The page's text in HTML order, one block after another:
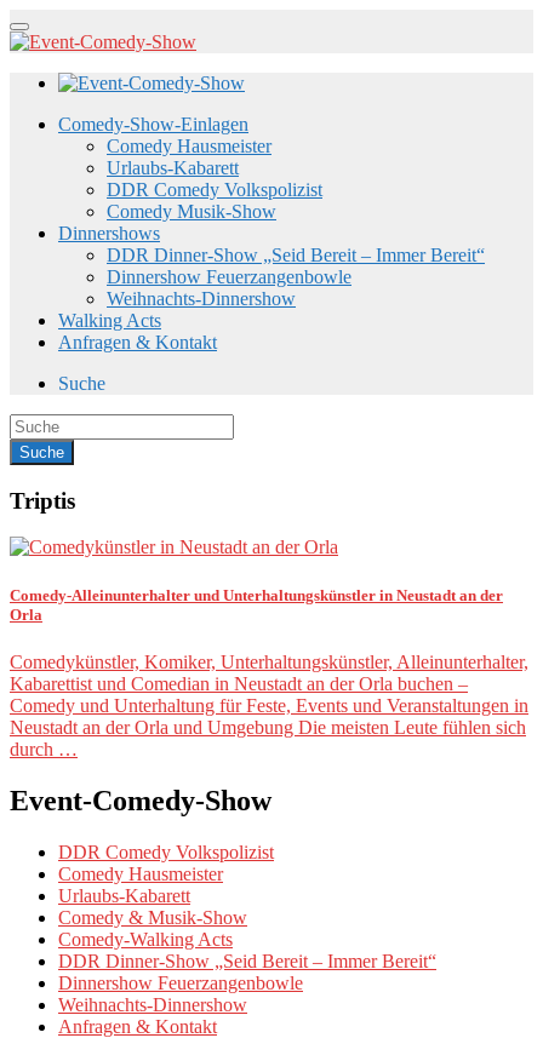
Comedy-Show-Einlagen
Comedy Hausmeister
Urlaubs-Kabarett
DDR Comedy Volkspolizist
Comedy Musik-Show
Dinnershows
DDR Dinner-Show „Seid Bereit – Immer Bereit“
Dinnershow Feuerzangenbowle
Weihnachts-Dinnershow
Walking Acts
Anfragen & Kontakt
Suche
Triptis
Comedy-Alleinunterhalter und Unterhaltungskünstler in Neustadt an der
Orla
Comedykünstler, Komiker, Unterhaltungskünstler, Alleinunterhalter,
Kabarettist und Comedian in Neustadt an der Orla buchen –
Comedy und Unterhaltung für Feste, Events und Veranstaltungen in
Neustadt an der Orla und Umgebung Die meisten Leute fühlen sich
durch …
Event-Comedy-Show
DDR Comedy Volkspolizist
Comedy Hausmeister
Urlaubs-Kabarett
Comedy & Musik-Show
Comedy-Walking Acts
DDR Dinner-Show „Seid Bereit – Immer Bereit“
Dinnershow Feuerzangenbowle
Weihnachts-Dinnershow
Anfragen & Kontakt